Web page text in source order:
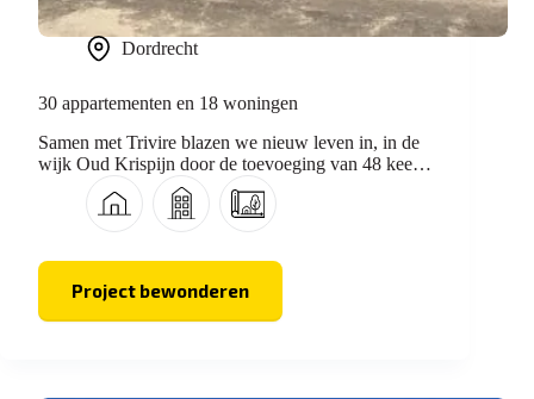
Dordrecht
30 appartementen en 18 woningen
Samen met Trivire blazen we nieuw leven in, in de
wijk Oud Krispijn door de toevoeging van 48 keer
nieuw woongeluk.
Project bewonderen
30
appartementen